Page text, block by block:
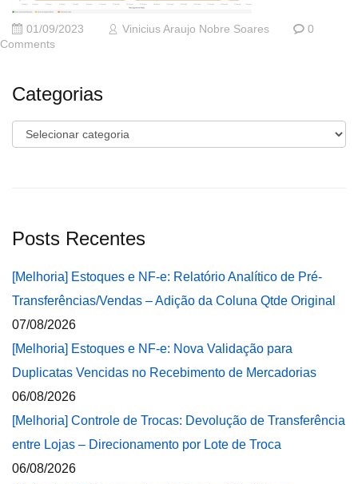
01/09/2023 Vinicius Araujo Nobre Soares
0
Comments
Categorias
Categorias
Posts Recentes
[Melhoria] Estoques e NF-e: Relatório Analítico de Pré-
Transferências/Vendas – Adição da Coluna Qtde Original
07/08/2026
[Melhoria] Estoques e NF-e: Nova Validação para
Duplicatas Vencidas no Recebimento de Mercadorias
06/08/2026
[Melhoria] Controle de Trocas: Devolução de Transferência
entre Lojas – Direcionamento por Lote de Troca
06/08/2026